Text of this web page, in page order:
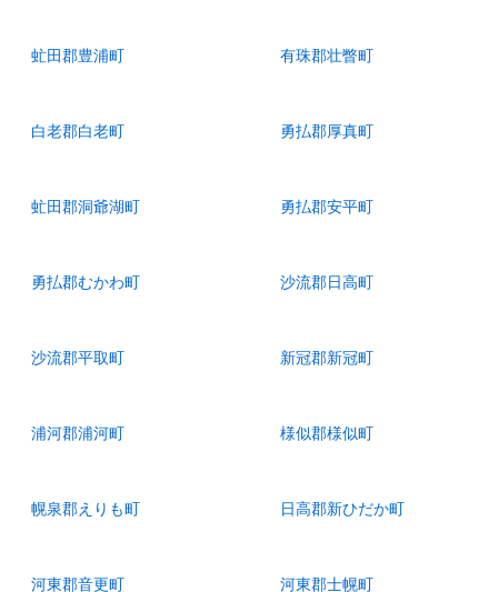
虻田郡豊浦町 有珠郡壮瞥町
白老郡白老町 勇払郡厚真町
虻田郡洞爺湖町 勇払郡安平町
勇払郡むかわ町 沙流郡日高町
沙流郡平取町 新冠郡新冠町
浦河郡浦河町 様似郡様似町
幌泉郡えりも町 日高郡新ひだか町
河東郡音更町 河東郡士幌町